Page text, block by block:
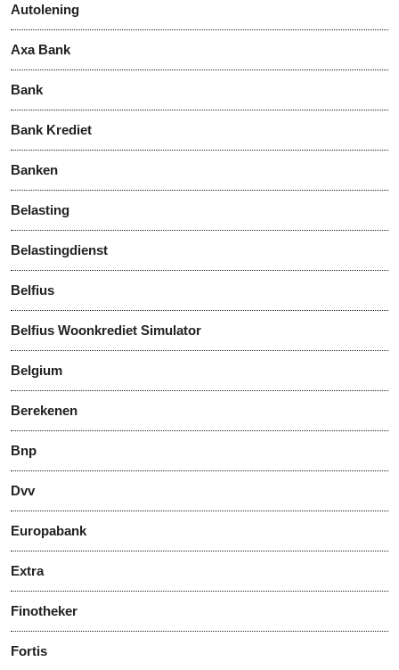
Autolening
Axa Bank
Bank
Bank Krediet
Banken
Belasting
Belastingdienst
Belfius
Belfius Woonkrediet Simulator
Belgium
Berekenen
Bnp
Dvv
Europabank
Extra
Finotheker
Fortis